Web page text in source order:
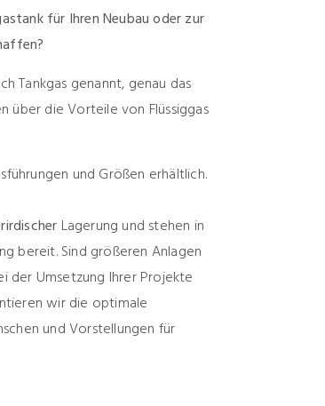
für Ihren Neubau oder zur
Tankgas genannt, genau das
über die Vorteile von Flüssiggas
und Größen erhältlich.
Lagerung und stehen in
bereit. Sind größeren Anlagen
der Umsetzung Ihrer Projekte
wir die optimale
und Vorstellungen für